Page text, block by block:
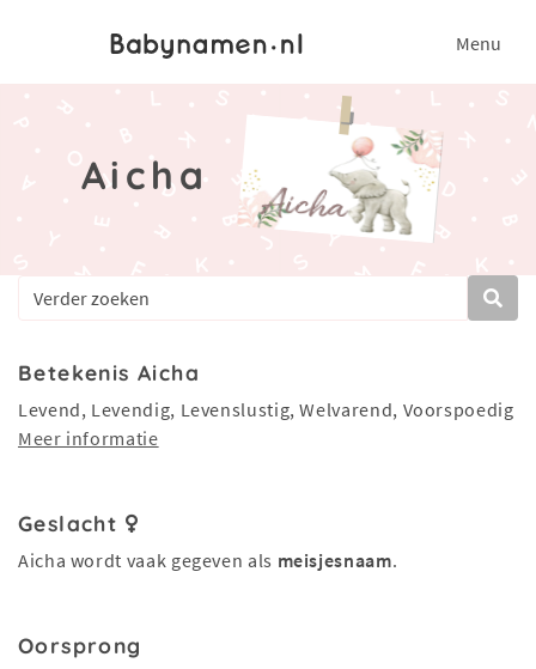
Menu
Aicha
Betekenis Aicha
Levend, Levendig, Levenslustig, Welvarend, Voorspoedig
Meer informatie
Geslacht
Aicha wordt vaak gegeven als meisjesnaam.
Oorsprong